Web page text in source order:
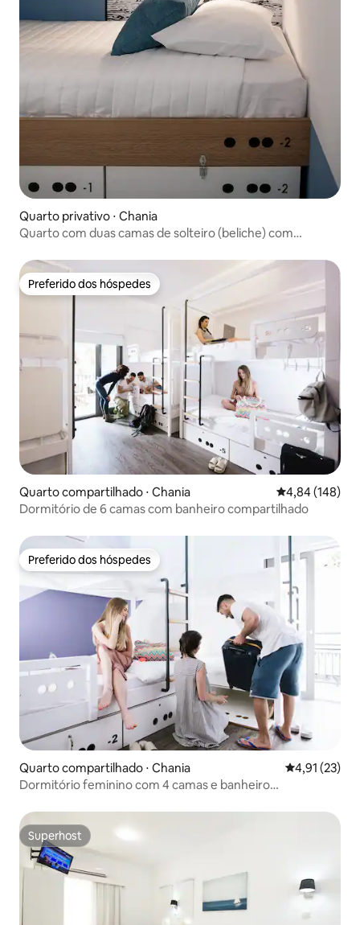
Quarto privativo ⋅ Chania
Quarto com duas camas de solteiro (beliche) com
Preferido dos hóspedes
Preferido dos hóspedes
Quarto compartilhado ⋅ Chania 4,84 de uma
4,84 (148)
Dormitório de 6 camas com banheiro compartilhado
Preferido dos hóspedes
Preferido dos hóspedes
Quarto compartilhado ⋅ Chania 4,91 de uma
4,91 (23)
Dormitório feminino com 4 camas e banheiro
Superhost
Superhost